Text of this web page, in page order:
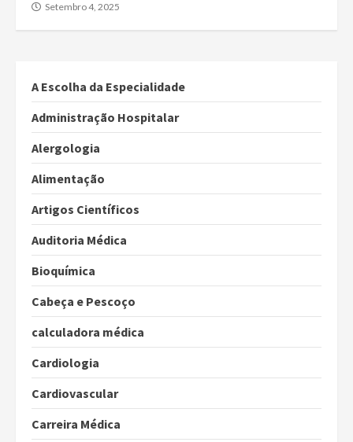
Setembro 4, 2025
A Escolha da Especialidade
Administração Hospitalar
Alergologia
Alimentação
Artigos Científicos
Auditoria Médica
Bioquímica
Cabeça e Pescoço
calculadora médica
Cardiologia
Cardiovascular
Carreira Médica